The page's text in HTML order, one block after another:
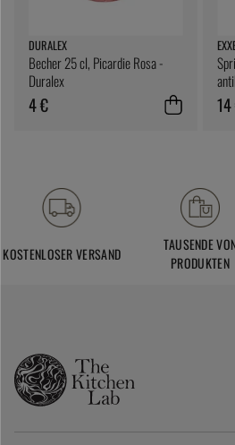
DURALEX
Becher 25 cl, Picardie Rosa -
Duralex
4 €
KOSTENLOSER VERSAND
TAUSENDE
PRODUKTEN